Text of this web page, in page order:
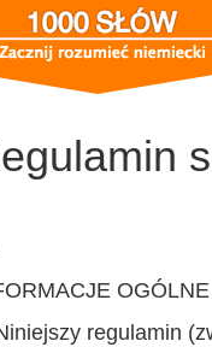
OGÓLNE
regulamin